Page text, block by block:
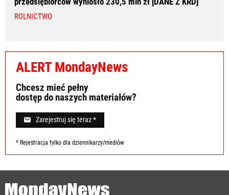
ROLNICTWO
ALERT MondayNews
Chcesz mieć pełny
dostęp do naszych materiałów?
Zarejestruj się teraz *
* Rejestracja tylko dla dziennikarzy/mediów